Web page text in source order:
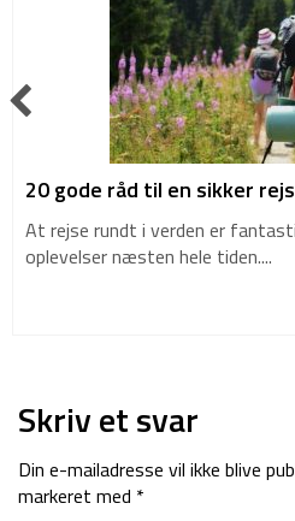
20 gode råd til en sikker
At rejse rundt i verden er
oplevelser næsten hele tiden....
Skriv et svar
Din e-mailadresse vil ikke blive
markeret med *